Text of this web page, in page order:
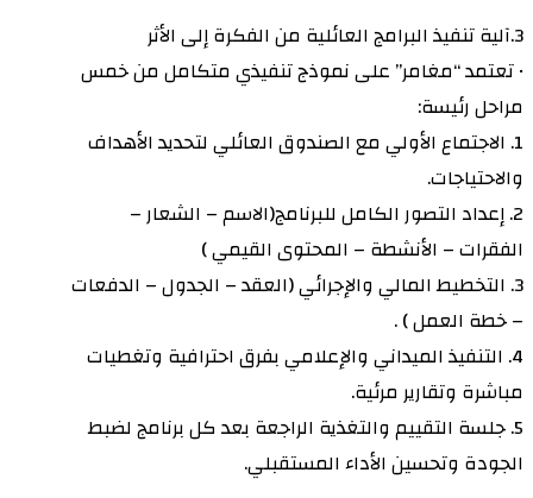
3.آلية تنفيذ البرامج العائلية من الفكرة إلى الأثر
• تعتمد “مغامر” على نموذج تنفيذي متكامل من خمس
مراحل رئيسة:
1. الاجتماع الأولي مع الصندوق العائلي لتحديد الأهداف
والاحتياجات.
2. إعداد التصور الكامل للبرنامج(الاسم – الشعار –
الفقرات – الأنشطة – المحتوى القيمي )
3. التخطيط المالي والإجرائي (العقد – الجدول – الدفعات
– خطة العمل ) .
4. التنفيذ الميداني والإعلامي بفرق احترافية وتغطيات
مباشرة وتقارير مرئية.
5. جلسة التقييم والتغذية الراجعة بعد كل برنامج لضبط
الجودة وتحسين الأداء المستقبلي.